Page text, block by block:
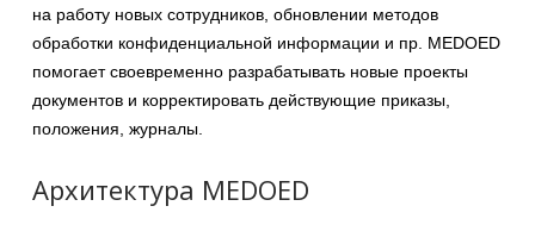
на работу новых сотрудников, обновлении методов
обработки конфиденциальной информации и пр. MEDOED
помогает своевременно разрабатывать новые проекты
документов и корректировать действующие приказы,
положения, журналы.
Архитектура MEDOED